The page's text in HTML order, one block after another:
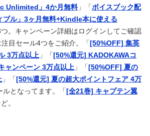
Unlimited」4か月無料」「 ボイスブック配
ブル」3ヶ月無料+Kindle本に使える
つ。キャンペーン詳細はログインしてご確認
目セール4つをご紹介。「 [50%OFF] 集英
3万点以上 」「 [50%還元] KADOKAWAコ
ャンペーン 3万点以上 」「 [50%OFF] 夏の
」「 [50%還元] 夏の超大ポイントフェア 4万
ルとなってます。「 [全21巻] キャプテン翼
。